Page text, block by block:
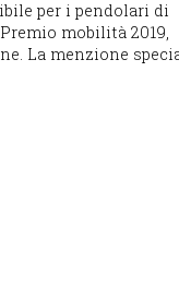
per i pendolari di
mobilità 2019,
La menzione